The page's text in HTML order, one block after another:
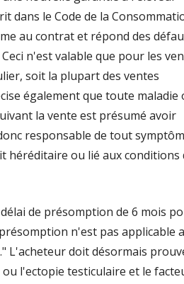
dans le Code de la
au contrat et répond des
n'est valable que pour les
soit la plupart des ventes
également que toute maladie
la vente est présumé avoir
responsable de tout
héréditaire ou lié aux conditions
de présomption de 6 mois
n'est pas applicable
L'acheteur doit désormais
l'ectopie testiculaire et le